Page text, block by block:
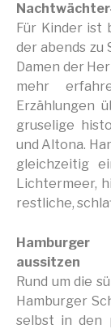
Für Kinder ist
der abends zu
Damen der
mehr
Erzählungen
gruselige
und Altona.
gleichzeitig
Lichtermeer,
restliche,
aussitzen
Rund um die
Hamburger
selbst in den